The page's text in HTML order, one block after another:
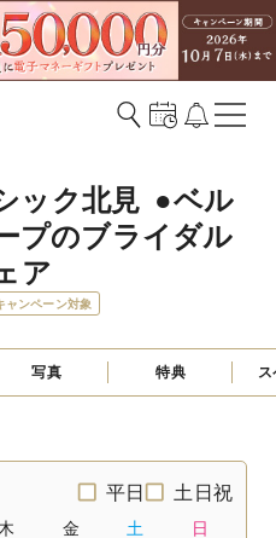
ック北見  ●ベル
プのブライダル
ア
ャンペーン対象
写真 特典
平日 土日祝
木 金 土 日